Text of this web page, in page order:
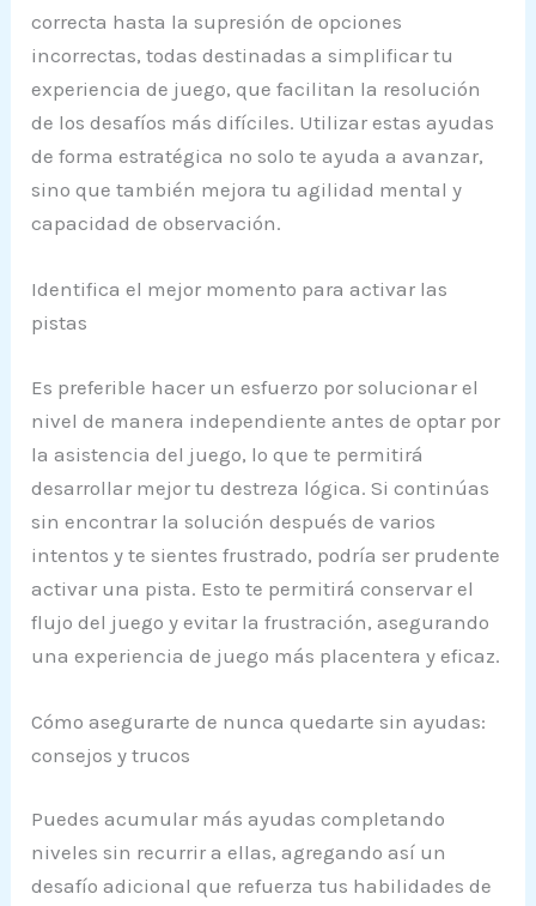
correcta hasta la supresión de opciones
incorrectas, todas destinadas a simplificar tu
experiencia de juego, que facilitan la resolución
de los desafíos más difíciles. Utilizar estas ayudas
de forma estratégica no solo te ayuda a avanzar,
sino que también mejora tu agilidad mental y
capacidad de observación.
Identifica el mejor momento para activar las
pistas
Es preferible hacer un esfuerzo por solucionar el
nivel de manera independiente antes de optar por
la asistencia del juego, lo que te permitirá
desarrollar mejor tu destreza lógica. Si continúas
sin encontrar la solución después de varios
intentos y te sientes frustrado, podría ser prudente
activar una pista. Esto te permitirá conservar el
flujo del juego y evitar la frustración, asegurando
una experiencia de juego más placentera y eficaz.
Cómo asegurarte de nunca quedarte sin ayudas:
consejos y trucos
Puedes acumular más ayudas completando
niveles sin recurrir a ellas, agregando así un
desafío adicional que refuerza tus habilidades de